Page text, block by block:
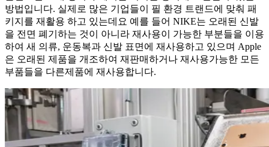
방법입니다. 실제로 많은 기업들이 필 환경 트랜드에 맞춰 패
키지를 재활용 하고 있는데요 예를 들어 NIKE는 오래된 신발
을 전면 폐기하는 것이 아니라 재사용이 가능한 부분들을 이용
하여 새 의류, 운동복과 신발 표면에 재사용하고 있으며 Apple
은 오래된 제품을 개조하여 재판매하거나 재사용가능한 모든
부품들을 다른제품에 재사용합니다.